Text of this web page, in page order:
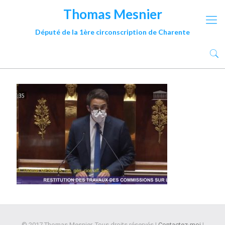
Thomas Mesnier
Député de la 1ère circonscription de Charente